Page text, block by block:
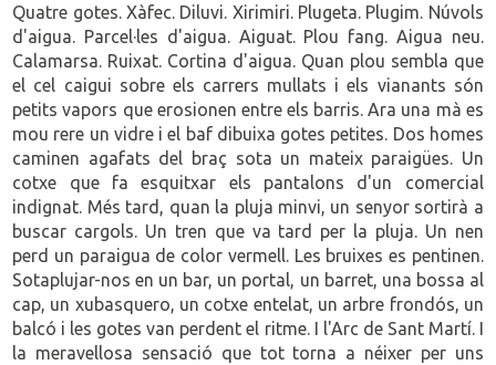
Quatre gotes. Xàfec. Diluvi. Xirimiri. Plugeta. Plugim. Núvols
d'aigua. Parcel·les d'aigua. Aiguat. Plou fang. Aigua neu.
Calamarsa. Ruixat. Cortina d'aigua. Quan plou sembla que
el cel caigui sobre els carrers mullats i els vianants són
petits vapors que erosionen entre els barris. Ara una mà es
mou rere un vidre i el baf dibuixa gotes petites. Dos homes
caminen agafats del braç sota un mateix paraigües. Un
cotxe que fa esquitxar els pantalons d'un comercial
indignat. Més tard, quan la pluja minvi, un senyor sortirà a
buscar cargols. Un tren que va tard per la pluja. Un nen
perd un paraigua de color vermell. Les bruixes es pentinen.
Sotaplujar-nos en un bar, un portal, un barret, una bossa al
cap, un xubasquero, un cotxe entelat, un arbre frondós, un
balcó i les gotes van perdent el ritme. I l'Arc de Sant Martí. I
la meravellosa sensació que tot torna a néixer per uns